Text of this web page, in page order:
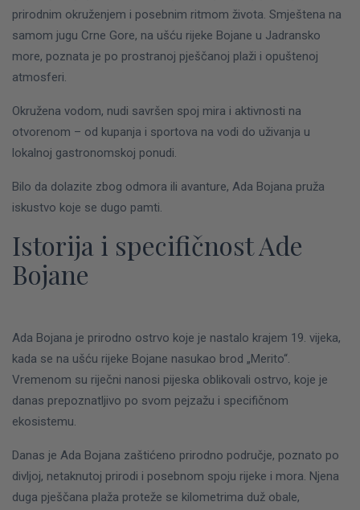
prirodnim okruženjem i posebnim ritmom života. Smještena na
samom jugu Crne Gore, na ušću rijeke Bojane u Jadransko
more, poznata je po prostranoj pješčanoj plaži i opuštenoj
atmosferi.
Okružena vodom, nudi savršen spoj mira i aktivnosti na
otvorenom – od kupanja i sportova na vodi do uživanja u
lokalnoj gastronomskoj ponudi.
Bilo da dolazite zbog odmora ili avanture, Ada Bojana pruža
iskustvo koje se dugo pamti.
Istorija i specifičnost Ade
Bojane
Ada Bojana je prirodno ostrvo koje je nastalo krajem 19. vijeka,
kada se na ušću rijeke Bojane nasukao brod „Merito“.
Vremenom su riječni nanosi pijeska oblikovali ostrvo, koje je
danas prepoznatljivo po svom pejzažu i specifičnom
ekosistemu.
Danas je Ada Bojana zaštićeno prirodno područje, poznato po
divljoj, netaknutoj prirodi i posebnom spoju rijeke i mora. Njena
duga pješčana plaža proteže se kilometrima duž obale,